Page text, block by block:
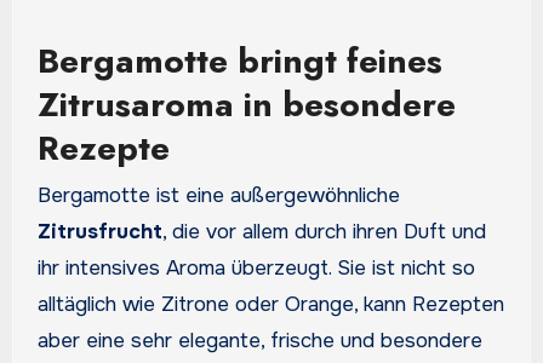
Bergamotte bringt feines
Zitrusaroma in besondere
Rezepte
Bergamotte ist eine außergewöhnliche
Zitrusfrucht, die vor allem durch ihren Duft und
ihr intensives Aroma überzeugt. Sie ist nicht so
alltäglich wie Zitrone oder Orange, kann Rezepten
aber eine sehr elegante, frische und besondere